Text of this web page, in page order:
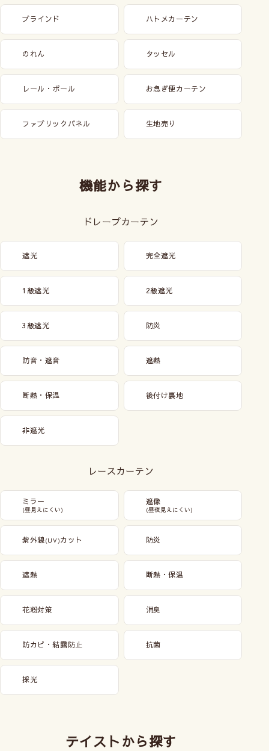
ブラインド ハトメカーテン
のれん タッセル
レール・ポール お急ぎ便カーテン
ファブリックパネル 生地売り
機能から探す
ドレープカーテン
遮光 完全遮光
1級遮光 2級遮光
3級遮光 防炎
防音・遮音 遮熱
断熱・保温 後付け裏地
非遮光
レースカーテン
ミラー
(昼見えにくい)
遮像
(昼夜見えにくい)
紫外線(UV)カット 防炎
遮熱 断熱・保温
花粉対策 消臭
防カビ・結露防止 抗菌
採光
テイストから探す